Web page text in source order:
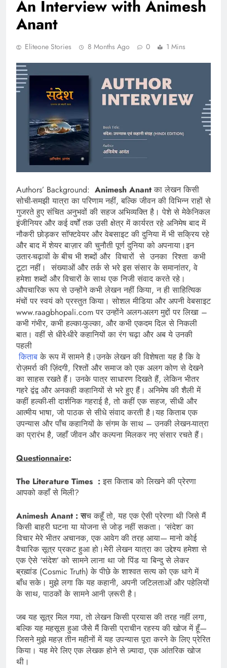
An Interview with Animesh
Anant
Eliteone Stories 8 Months Ago 0 1 Mins
Authors’ Background: Animesh Anantका लेखन किसी
सोची-समझी यात्रा का परिणाम नहीं, बल्कि जीवन की विभिन्न राहों से
गुजरते हुए संचित अनुभवों की सहज अभिव्यक्ति है। पेशे से मेकेनिकल
इंजीनियर और कई वर्षों तक उसी क्षेत्र में कार्यरत रहे अनिमेष बाद में
नौकरी छोड़कर सॉफ्टवेयर और वेबसाइट की दुनिया में भी सक्रिय रहे
और बाद में शेयर बाज़ार की चुनौती पूर्ण दुनिया को अपनाया।इन
उतार-चढ़ावों के बीच भी शब्दों और विचारों से उनका रिश्ता कभी
टूटा नहीं। संख्याओं और तर्क से भरे इस संसार के समानांतर, वे
हमेशा शब्दों और विचारों के साथ एक निजी संवाद करते रहे।
औपचारिक रूप से उन्होंने कभी लेखन नहीं किया, न ही साहित्यिक
मंचों पर स्वयं को प्रस्तुत किया। सोशल मीडिया और अपनी वेबसाइट
www.raagbhopali.com पर उन्होंने अलग-अलग मुद्दों पर लिखा –
कभी गंभीर, कभी हल्का-फुल्का, और कभी एकदम दिल से निकली
बात। वहीं से धीरे-धीरे कहानियों का रंग चढ़ा और अब ये उनकी
पहली
किताबके रूप में सामने है।उनके लेखन की विशेषता यह है कि वे
रोज़मर्रा की ज़िंदगी, रिश्तों और समाज को एक अलग कोण से देखने
का साहस रखते हैं। उनके पात्र साधारण दिखते हैं, लेकिन भीतर
गहरे द्वंद्व और अनकही कहानियों से भरे हुए हैं। अनिमेष की शैली में
कहीं हल्की-सी दार्शनिक गहराई है, तो कहीं एक सहज, सीधी और
आत्मीय भाषा, जो पाठक से सीधे संवाद करती है।यह किताब एक
उपन्यास और पाँच कहानियों के संगम के साथ – उनकी लेखन-यात्रा
का प्रारंभ है, जहाँ जीवन और कल्पना मिलकर नए संसार रचते हैं।
Questionnaire:
The Literature Times : इस किताब को लिखने की प्रेरणा
आपको कहाँ से मिली?
Animesh Anant : सच कहूँ तो, यह एक ऐसी प्रेरणा थी जिसे मैं
किसी बाहरी घटना या योजना से जोड़ नहीं सकता। ‘संदेश’ का
विचार मेरे भीतर अचानक, एक आवेग की तरह आया— मानो कोई
वैचारिक सूत्र प्रकट हुआ हो।मेरी लेखन यात्रा का उद्देश्य हमेशा से
एक ऐसे ‘संदेश’ को सामने लाना था जो पिंड या बिन्दु से लेकर
ब्रह्मांड (Cosmic Truth) के पीछे के शाश्वत सत्य को एक धागे में
बाँध सके। मुझे लगा कि यह कहानी, अपनी जटिलताओं और पहेलियों
के साथ, पाठकों के सामने आनी ज़रूरी है।
जब यह सूत्र मिल गया, तो लेखन किसी प्रयास की तरह नहीं लगा,
बल्कि यह महसूस हुआ जैसे मैं किसी प्राचीन रहस्य की खोज में हूँ—
जिसने मुझे महज़ तीन महीनों में यह उपन्यास पूरा करने के लिए प्रेरित
किया। यह मेरे लिए एक लेखक होने से ज़्यादा, एक आंतरिक खोज
थी।